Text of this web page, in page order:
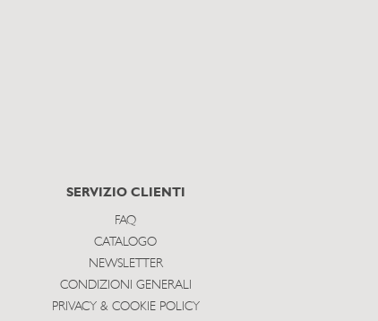
SERVIZIO CLIENTI
FAQ
CATALOGO
NEWSLETTER
CONDIZIONI GENERALI
PRIVACY & COOKIE POLICY